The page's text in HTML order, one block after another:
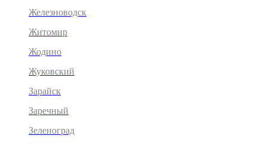
Железноводск
Житомир
Жодино
Жуковский
Зарайск
Заречный
Зеленоград